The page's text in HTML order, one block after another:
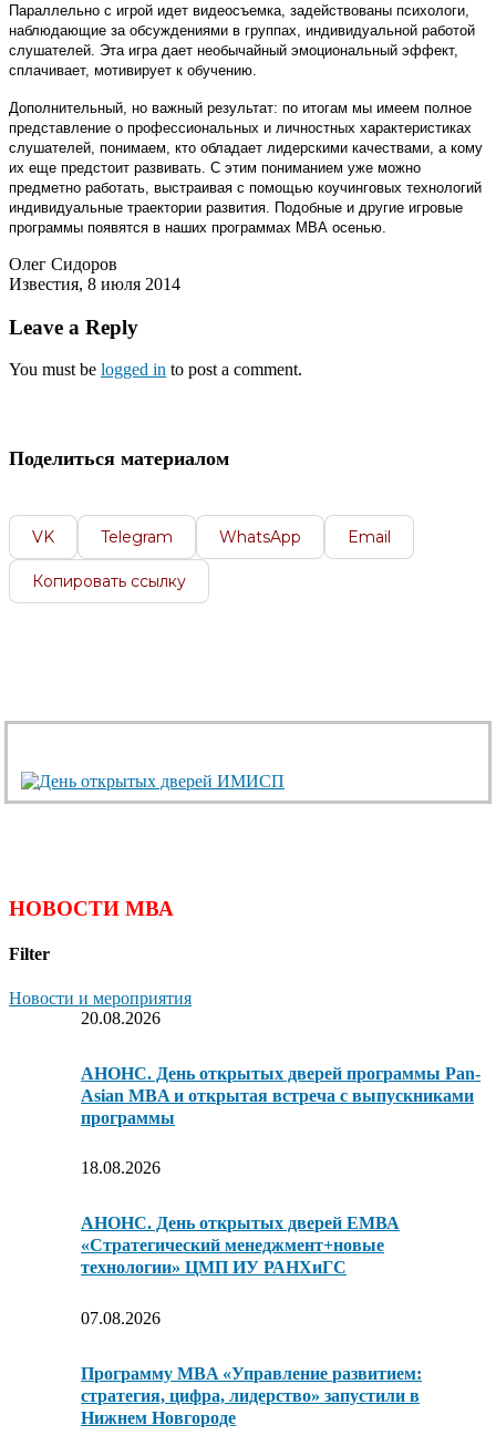
Параллельно с игрой идет видеосъемка, задействованы психологи,
наблюдающие за обсуждениями в группах, индивидуальной работой
слушателей. Эта игра дает необычайный эмоциональный эффект,
сплачивает, мотивирует к обучению.
Дополнительный, но важный результат: по итогам мы имеем полное
представление о профессиональных и личностных характеристиках
слушателей, понимаем, кто обладает лидерскими качествами, а кому
их еще предстоит развивать. С этим пониманием уже можно
предметно работать, выстраивая с помощью коучинговых технологий
индивидуальные траектории развития. Подобные и другие игровые
программы появятся в наших программах МВА осенью.
Олег Сидоров
Известия, 8 июля 2014
Leave a Reply
You must be logged in to post a comment.
Поделиться материалом
VK Telegram WhatsApp Email
Копировать ссылку
НОВОСТИ МВА
Filter
Новости и мероприятия
20.08.2026
АНОНС. День открытых дверей программы Pan-
Asian MBA и открытая встреча с выпускниками
программы
18.08.2026
АНОНС. День открытых дверей ЕМВА
«Стратегический менеджмент+новые
технологии» ЦМП ИУ РАНХиГС
07.08.2026
Программу MBA «Управление развитием:
стратегия, цифра, лидерство» запустили в
Нижнем Новгороде